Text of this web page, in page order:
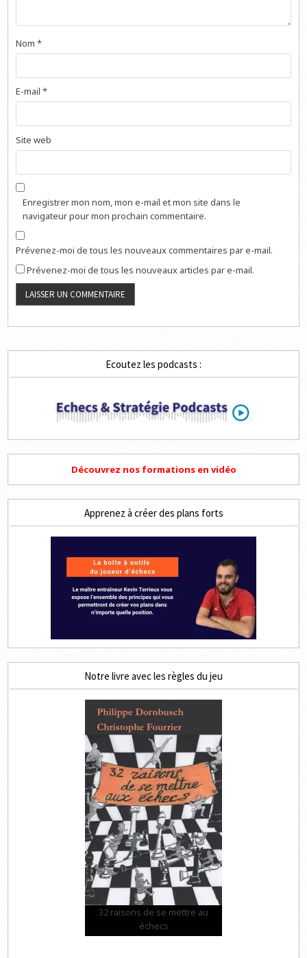
Nom*
E-mail*
Site web
Enregistrer mon nom, mon e-mail et mon site dans le
navigateur pour mon prochain commentaire.
Prévenez-moi de tous les nouveaux commentaires par e-mail.
Prévenez-moi de tous les nouveaux articles par e-mail.
Ecoutez les podcasts :
Découvrez nos formations en vidéo
Apprenez à créer des plans forts
Notre livre avec les règles du jeu
32 raisons de se mettre au
échecs